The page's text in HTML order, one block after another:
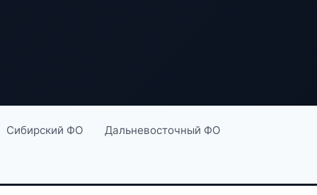
Сибирский ФО Дальневосточный ФО